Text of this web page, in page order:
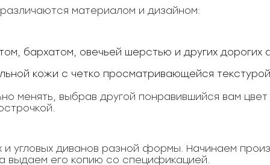
материалом и дизайном:
бархатом, овечьей шерстью и других дорогих
кожи с четко просматривающейся
менять, выбрав другой понравившийся вам
угловых диванов разной формы. Начинаем
выдаем его копию со спецификацией.